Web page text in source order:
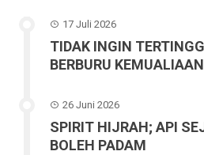
17 Juli 2026
TIDAK INGIN
BERBURU KEMUALIAAN
26 Juni 2026
SPIRIT HIJRAH; API
BOLEH PADAM